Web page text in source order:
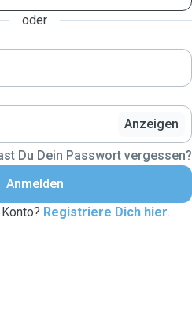
oder
Anzeigen
Du Dein Passwort vergessen?
Anmelden
Registriere Dich hier.